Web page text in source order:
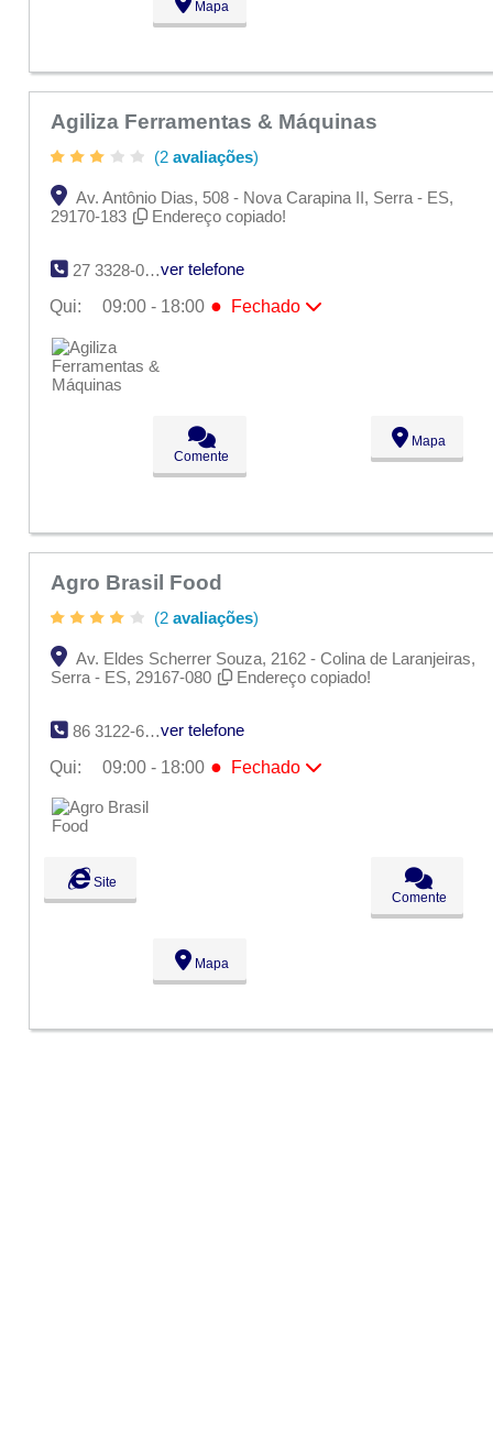
Mapa
Agiliza Ferramentas & Máquinas
(2 avaliações)
Av. Antônio Dias, 508 - Nova Carapina II, Serra - ES,
29170-183
Endereço copiado!
27 3328-0124
ver telefone
Qui:
09:00 - 18:00 ● Fechado
Seg:
Ter:
Qua:
09:00 - 18:00
Qui:
Fechado
Fechado
Comente
Mapa
Agro Brasil Food
(2 avaliações)
Av. Eldes Scherrer Souza, 2162 - Colina de Laranjeiras,
Serra - ES, 29167-080
Endereço copiado!
86 3122-6000
ver telefone
Qui:
09:00 - 18:00 ● Fechado
Seg:
Ter:
09:00 - 18:00
Qua:
Sex:
Sáb:
Fechado
Site
Comente
Mapa